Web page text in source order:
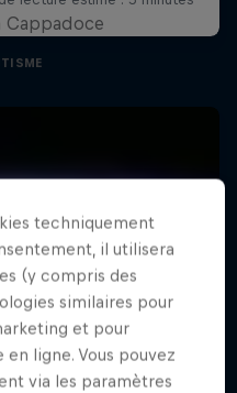
Cappadoce
techniquement
il utilisera
(y compris des
similaires pour
et pour
ligne. Vous pouvez
via les paramètres